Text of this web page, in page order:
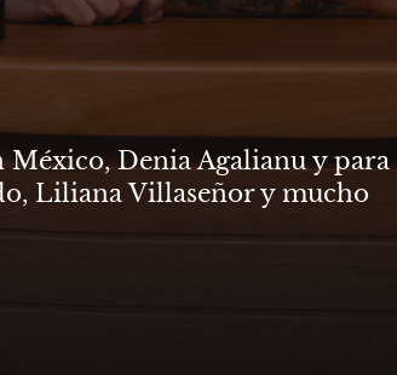
México, Denia Agalianu y para
Liliana Villaseñor y mucho